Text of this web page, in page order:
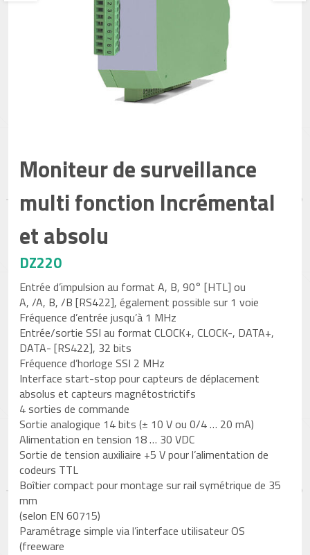
Moniteur de surveillance
multi fonction Incrémental
et absolu
DZ220
Entrée d’impulsion au format A, B, 90° [HTL] ou
A, /A, B, /B [RS422], également possible sur 1 voie
Fréquence d’entrée jusqu’à 1 MHz
Entrée/sortie SSI au format CLOCK+, CLOCK-, DATA+,
DATA- [RS422], 32 bits
Fréquence d’horloge SSI 2 MHz
Interface start-stop pour capteurs de déplacement
absolus et capteurs magnétostrictifs
4 sorties de commande
Sortie analogique 14 bits (± 10 V ou 0/4 … 20 mA)
Alimentation en tension 18 … 30 VDC
Sortie de tension auxiliaire +5 V pour l’alimentation de
codeurs TTL
Boîtier compact pour montage sur rail symétrique de 35
mm
(selon EN 60715)
Paramétrage simple via l’interface utilisateur OS
(freeware